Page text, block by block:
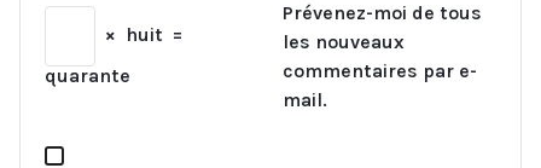
× huit =
quarante
Prévenez-moi de tous
les nouveaux
commentaires par e-
mail.